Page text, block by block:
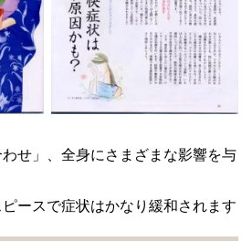
せ」、全身にさまざまな影響を与
ースで症状はかなり緩和されます